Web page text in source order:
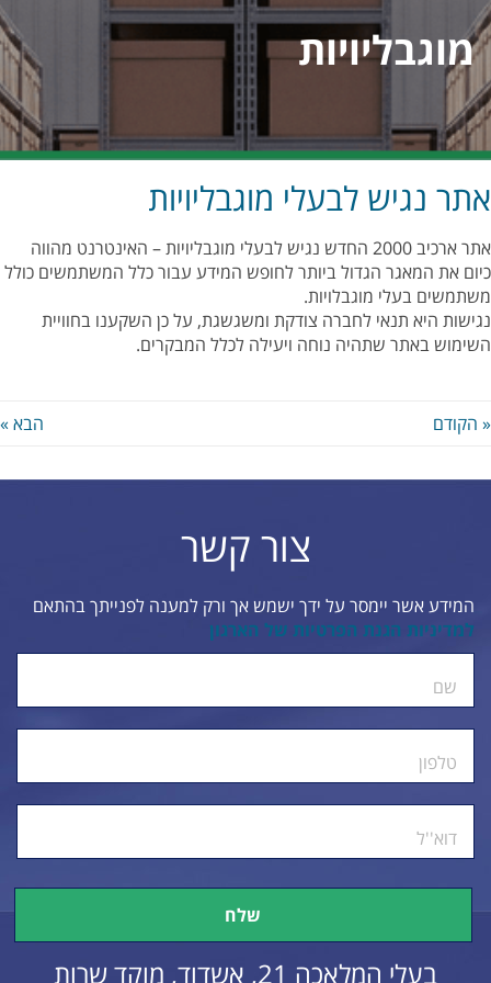
מוגבליויות
אתר נגיש לבעלי מוגבליויות
אתר ארכיב 2000 החדש נגיש לבעלי מוגבליויות – האינטרנט מהווה
כיום את המאגר הגדול ביותר לחופש המידע עבור כלל המשתמשים כולל
משתמשים בעלי מוגבלויות.
נגישות היא תנאי לחברה צודקת ומשגשגת, על כן השקענו בחוויית
השימוש באתר שתהיה נוחה ויעילה לכלל המבקרים.
« הקודם הבא »
צור קשר
המידע אשר יימסר על ידך ישמש אך ורק למענה לפנייתך בהתאם
למדיניות הגנת הפרטיות של הארגון
שם
טלפון
דוא''ל
בעלי המלאכה 21, אשדוד, מוקד שרות